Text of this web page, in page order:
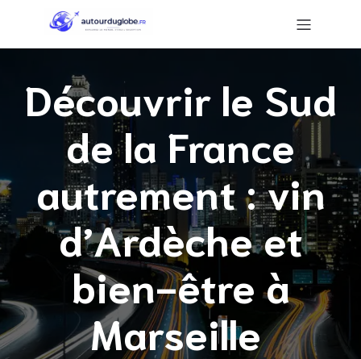
Découvrir le Sud
de la France
autrement : vin
d’Ardèche et
bien-être à
Marseille